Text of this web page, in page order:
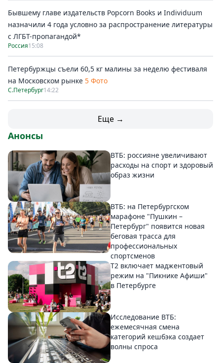
Бывшему главе издательств Popcorn Books и Individuum
назначили 4 года условно за распространение литературы
с ЛГБТ-пропагандой*
Россия15:08
Петербуржцы съели 60,5 кг малины за неделю фестиваля
на Московском рынке 5 Фото
С.Петербург14:22
Еще →
Анонсы
ВТБ: россияне увеличивают
расходы на спорт и здоровый
образ жизни
ВТБ: на Петербургском
марафоне "Пушкин –
Петербург" появится новая
беговая трасса для
профессиональных
спортсменов
Т2 включает маджентовый
режим на "Пикнике Афиши"
в Петербурге
Исследование ВТБ:
ежемесячная смена
категорий кешбэка создает
волны спроса